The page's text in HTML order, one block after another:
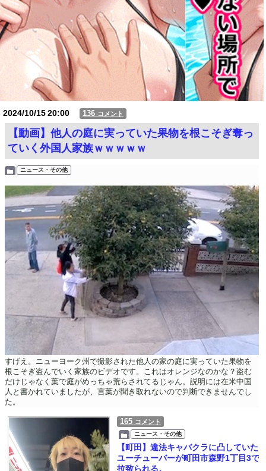
2024/10/1520:00 136 コメント
【動画】他人の庭に実っていた果物を根こそぎ奪っ
ていく外国人家族ｗｗｗｗｗ
ニュース・その他
すげえ。ニューヨーク州で撮影された他人の家の庭に実っていた果物を
根こそぎ盗んでいく家族のビデオです。これはオレンジなのかな？盗む
だけじゃなく葉で庭がめっちゃ荒らされてるじゃん。説明には在米中国
人と書かれていましたが、言葉が聞き取れないので判断できませんでし
た。
165 コメント
ニュース・その他
【町田】違法キャバクラに凸していた
ユーチューバーが町田市森野1丁目3で
拉致られる。